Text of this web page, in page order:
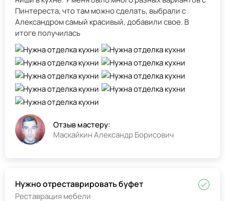
Пинтереста, что там можно сделать, выбрали с
Александром самый красивый, добавили свое. В
итоге получилась
Отзыв мастеру:
Маскайкин Александр Борисович
Нужно отреставрировать буфет
Реставрация мебели